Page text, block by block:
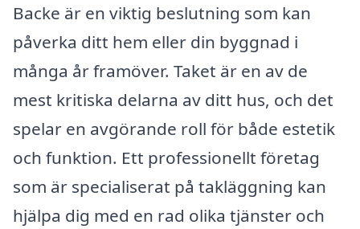
Backe är en viktig beslutning som kan
påverka ditt hem eller din byggnad i
många år framöver. Taket är en av de
mest kritiska delarna av ditt hus, och det
spelar en avgörande roll för både estetik
och funktion. Ett professionellt företag
som är specialiserat på takläggning kan
hjälpa dig med en rad olika tjänster och